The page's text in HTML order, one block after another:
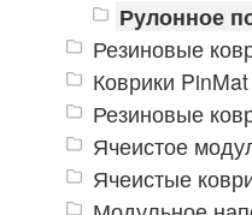
Рулонное
Резиновые
Коврики
Резиновые
Ячеистое
Ячеистые